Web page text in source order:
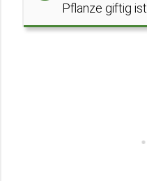
Pflanze giftig ist.